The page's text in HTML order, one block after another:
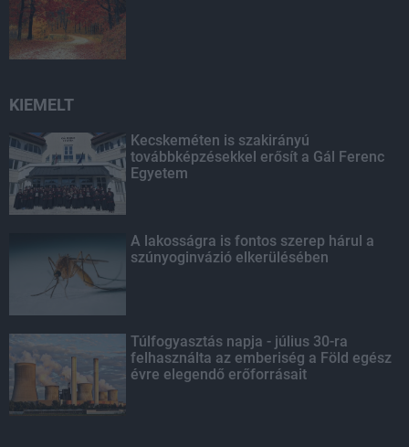
KIEMELT
Kecskeméten is szakirányú
továbbképzésekkel erősít a Gál Ferenc
Egyetem
A lakosságra is fontos szerep hárul a
szúnyoginvázió elkerülésében
Túlfogyasztás napja - július 30-ra
felhasználta az emberiség a Föld egész
évre elegendő erőforrásait